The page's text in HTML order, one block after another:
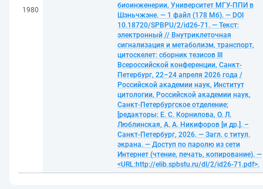
1980
биоинженерии, Университет МГУ-ППИ в
Шэньчжэне. — 1 файл (178 Мб). — DOI
10.18720/SPBPU/2/id26-71. — Текст:
электронный // Внутриклеточная
сигнализация и метаболизм, транспорт,
цитоскелет: сборник тезисов III
Всероссийской конференции, Санкт-
Петербург, 22–24 апреля 2026 года /
Российской академии наук, Институт
цитологии, Российской академии наук,
Санкт-Петербургское отделение;
[редакторы: Е. С. Корнилова, О. Л.
Люблинская, А. А. Никифоров [и др.]. –
Санкт-Петербург, 2026. — Загл. с титул.
экрана. — Доступ по паролю из сети
Интернет (чтение, печать, копирование). —
<URL:http://elib.spbstu.ru/dl/2/id26-71.pdf>.